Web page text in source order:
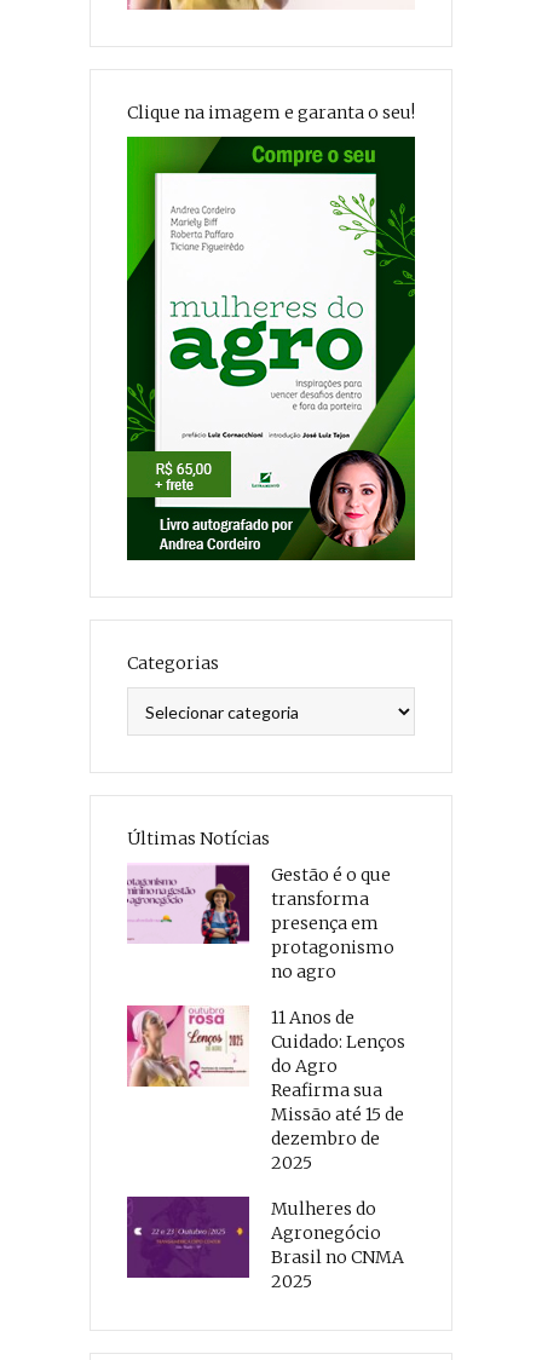
Clique na imagem e garanta o seu!
Categorias
Últimas Notícias
Gestão é o que
transforma
presença em
protagonismo
no agro
11 Anos de
Cuidado: Lenços
do Agro
Reafirma sua
Missão até 15 de
dezembro de
2025
Mulheres do
Agronegócio
Brasil no CNMA
2025